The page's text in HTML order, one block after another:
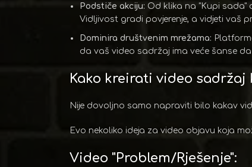
Podstiče akciju: Od klika na "Kupi sada"
Vidljivost gradi povjerenje, a vidjeti vaš
Dominira društvenim mrežama:
da vaš video sadržaj ima veće šanse
Kako kreirati video sadržaj
Nije dovoljno samo napraviti bilo kakav
Evo nekoliko ideja za video objavu koja
Video "Problem/Rješenje":